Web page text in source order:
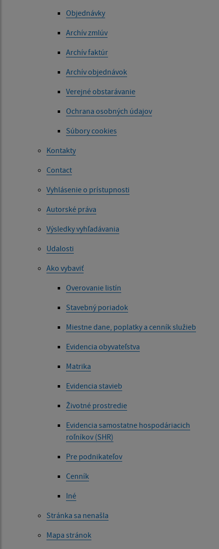
Objednávky
Archív zmlúv
Archív faktúr
Archív objednávok
Verejné obstarávanie
Ochrana osobných údajov
Súbory cookies
Kontakty
Contact
Vyhlásenie o prístupnosti
Autorské práva
Výsledky vyhľadávania
Udalosti
Ako vybaviť
Overovanie listín
Stavebný poriadok
Miestne dane, poplatky a cenník služieb
Evidencia obyvateľstva
Matrika
Evidencia stavieb
Životné prostredie
Evidencia samostatne hospodáriacich
roľníkov (SHR)
Pre podnikateľov
Cenník
Iné
Stránka sa nenašla
Mapa stránok